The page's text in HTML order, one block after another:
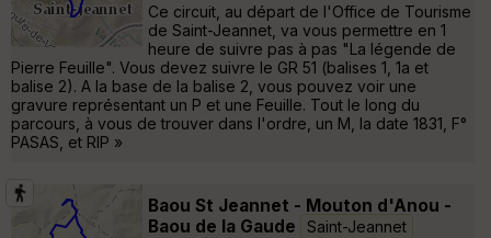
Ce circuit, au départ de l'Office de Tourisme
de Saint-Jeannet, va vous permettre en 1
heure de suivre pas à pas "La légende de
Pierre Feuille". Vous devez suivre le GR 51 (balises 1, 1a et
balise 2). A la base de la balise 2, vous pouvez voir une
gravure représentant un P et une Feuille. Tout le long du
parcours, à vous de trouver dans l'ordre, un M, la date 1831, F°
PASAS, et RIP »
Baou St Jeannet - Mouton d'Anou -
Baou de la Gaude
Saint-Jeannet